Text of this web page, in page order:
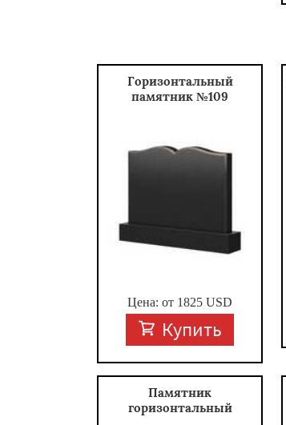
Горизонтальный
памятник №109
Цена: от 1825 USD
Купить
Памятник
горизонтальный